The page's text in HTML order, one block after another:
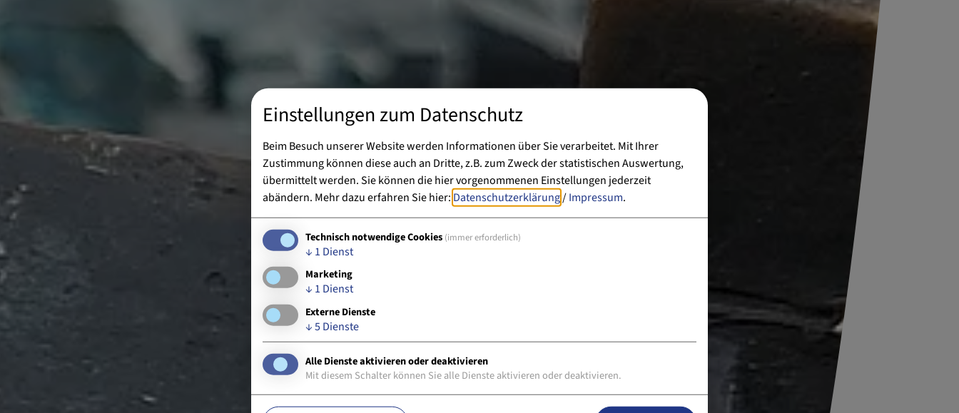
Einstellungen zum Datenschutz
Beim Besuch unserer Website werden Informationen über Sie verarbeitet. Mit Ihrer
Zustimmung können diese auch an Dritte, z.B. zum Zweck der statistischen Auswertung,
übermittelt werden. Sie können die hier vorgenommenen Einstellungen jederzeit
abändern. Mehr dazu erfahren Sie hier: Datenschutzerklärung/Impressum.
Technisch notwendige Cookies (immer erforderlich)
↓ 1 Dienst
Marketing
↓ 1 Dienst
Externe Dienste
↓5Dienste
Alle Dienste aktivieren oder deaktivieren
Mit diesem Schalter können Sie alle Dienste aktivieren oder deaktivieren.